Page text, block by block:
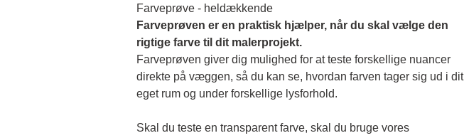
Farveprøve - heldækkende
Farveprøven er en praktisk hjælper, når du skal vælge den
rigtige farve til dit malerprojekt.
Farveprøven giver dig mulighed for at teste forskellige nuancer
direkte på væggen, så du kan se, hvordan farven tager sig ud i dit
eget rum og under forskellige lysforhold.